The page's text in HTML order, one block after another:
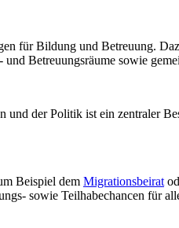
für Bildung und Betreuung.
Betreuungsräume sowie
der Politik ist ein zentraler
Beispiel dem Migrationsbeirat
sowie Teilhabechancen für